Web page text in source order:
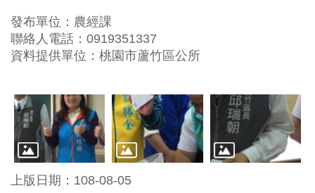
法
規
進
階
搜
尋
發布單位：農經課
聯絡人電話：0919351337
資料提供單位：桃園市蘆竹區公所
上版日期：108-08-05